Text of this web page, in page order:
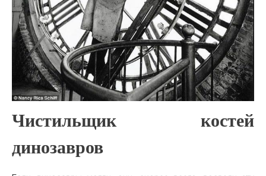
Чистильщик костей
динозавров